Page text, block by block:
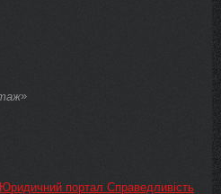
»
Юридичний портал Справедливість